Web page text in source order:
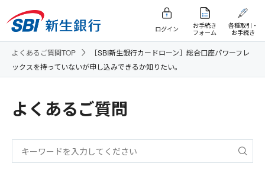
ログイン
お手続き
フォーム
各種取引・
お手続き
よくあるご質問TOP
［SBI新生銀行カードローン］総合口座パワーフレ
ックスを持っていないが申し込みできるか知りたい。
よくあるご質問